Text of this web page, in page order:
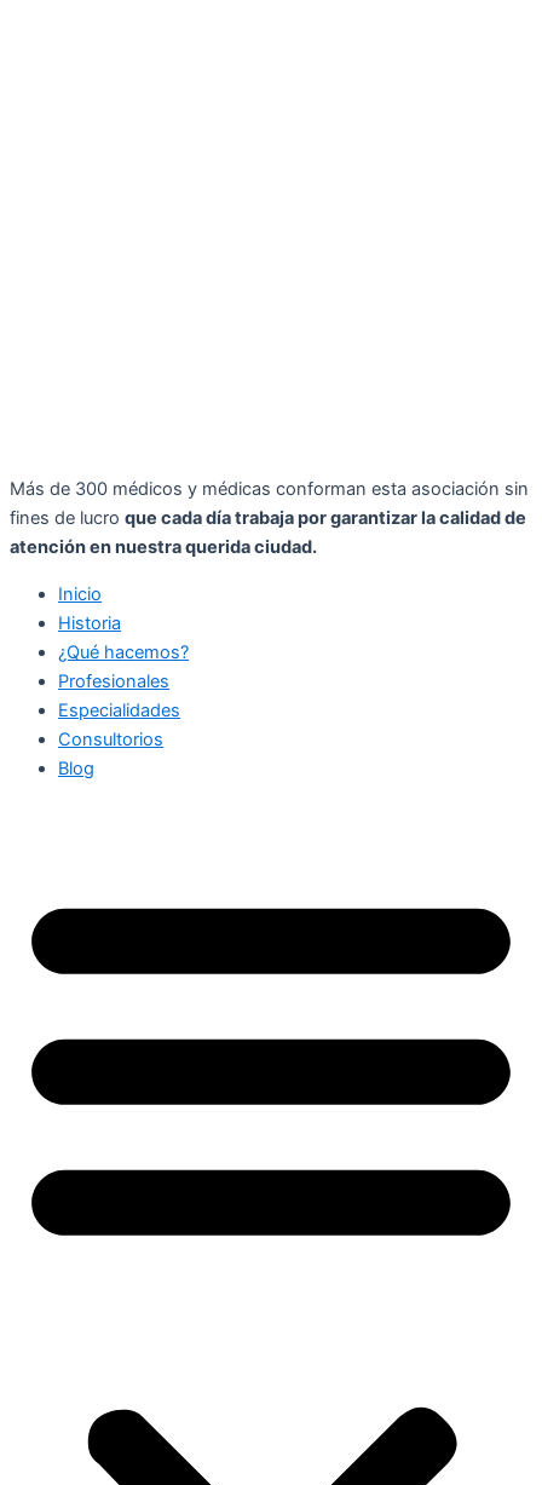
Más de 300 médicos y médicas conforman esta asociación sin
fines de lucro que cada día trabaja por garantizar la calidad de
atención en nuestra querida ciudad.
Inicio
Historia
¿Qué hacemos?
Profesionales
Especialidades
Consultorios
Blog